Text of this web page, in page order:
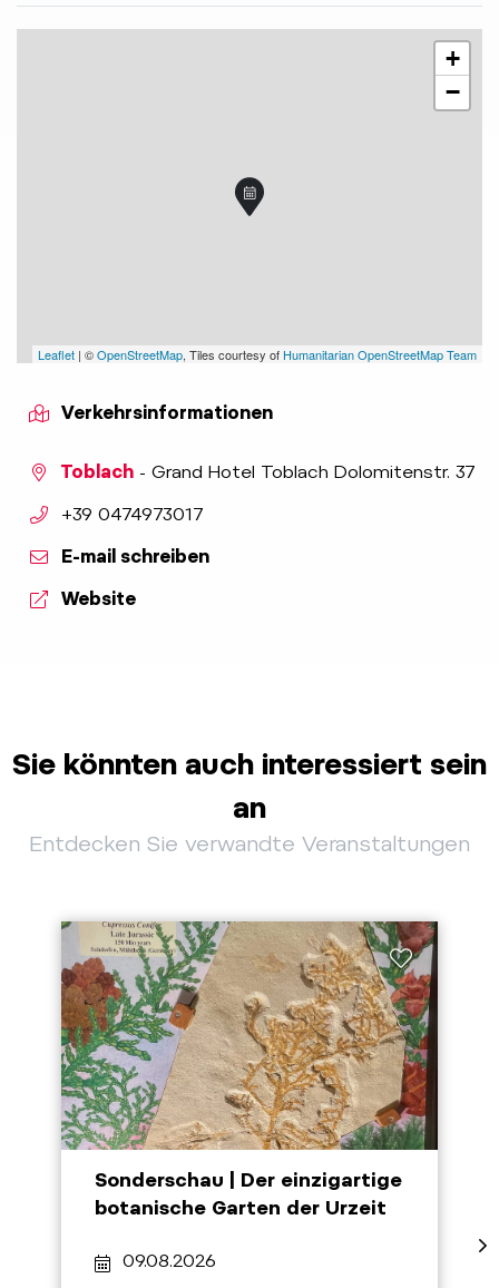
+
−
Leaflet | ©OpenStreetMap, Tiles courtesy of Humanitarian OpenStreetMap Team
Verkehrsinformationen
Toblach - Grand Hotel Toblach Dolomitenstr. 37
aria.phone:
+39 0474973017
E-mail schreiben
Website
Sie könnten auch interessiert sein
an
Entdecken Sie verwandte Veranstaltungen
Sonderschau | Der einzigartige
botanische Garten der Urzeit
09.08.2026